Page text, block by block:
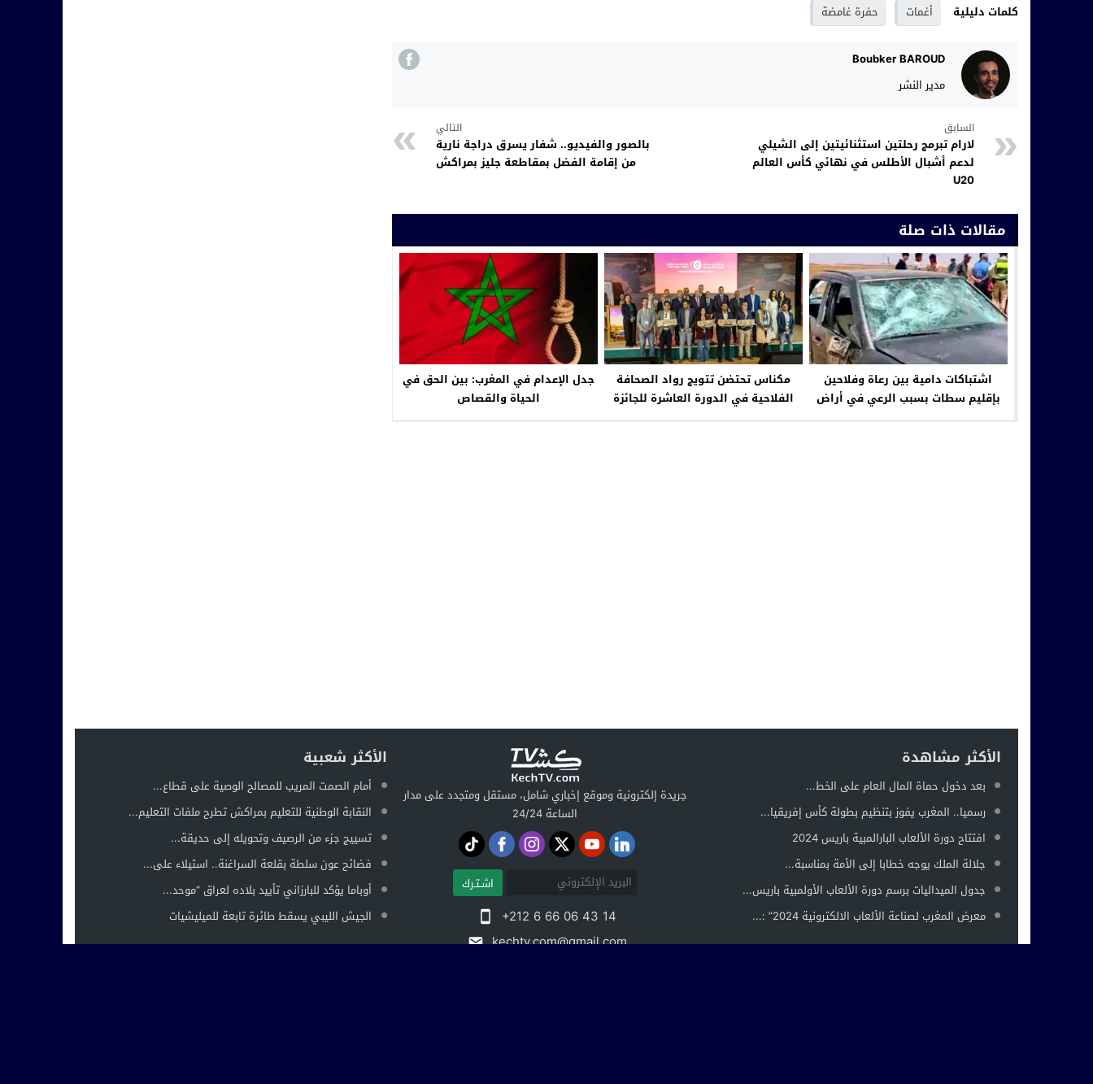
كلمات دليلية
أغمات حفرة غامضة
Boubker BAROUD
مدير النشر
السابق
لارام تبرمج رحلتين استثنائيتين إلى الشيلي
لدعم أشبال الأطلس في نهائي كأس العالم
U20
التالي
بالصور والفيديو.. شفار يسرق دراجة نارية
من إقامة الفضل بمقاطعة جليز بمراكش
مقالات ذات صلة
اشتباكات دامية بين رعاة وفلاحين
بإقليم سطات بسبب الرعي في أراض
مكناس تحتضن تتويج رواد الصحافة
الفلاحية في الدورة العاشرة للجائزة
جدل الإعدام في المغرب: بين الحق في
الحياة والقصاص
الأكثر مشاهدة
بعد دخول حماة المال العام على الخط...
رسميا.. المغرب يفوز بتنظيم بطولة كأس إفريقيا...
افتتاح دورة الألعاب البارالمبية باريس 2024
جلالة الملك يوجه خطابا إلى الأمة بمناسبة...
جدول الميداليات برسم دورة الألعاب الأولمبية باريس...
معرض المغرب لصناعة الألعاب الالكترونية 2024” :...
جريدة إلكترونية وموقع إخباري شامل، مستقل ومتجدد على مدار
الساعة 24/24
اشـتـرك
+212 6 66 06 43 14
kechtv.com@gmail.com
الأكثر شعبية
أمام الصمت المريب للمصالح الوصية على قطاع...
النقابة الوطنية للتعليم بمراكش تطرح ملفات التعليم...
تسييج جزء من الرصيف وتحويله إلى حديقة...
فضائح عون سلطة بقلعة السراغنة.. استيلاء على...
أوباما يؤكد للبارزاني تأييد بلاده لعراق “موحد...
الجيش الليبي يسقط طائرة تابعة للميليشيات